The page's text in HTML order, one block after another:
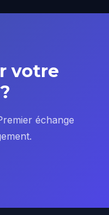
votre
échange